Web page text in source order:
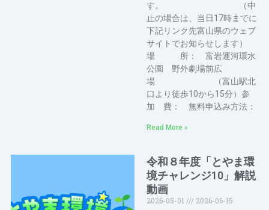
す。 （中
止の場合は、当日17時までに
下記リンク先富山県のウェブ
サイトでお知らせします）
場 所： 富岩運河環水
公園 野外劇場前広
場 （富山駅北
口より徒歩10から15分）参
加 費： 無料申込み方法：
Read More »
令和８年度「とやま環
境チャレンジ10」解説
動画
2026-05-01 2026-06-15